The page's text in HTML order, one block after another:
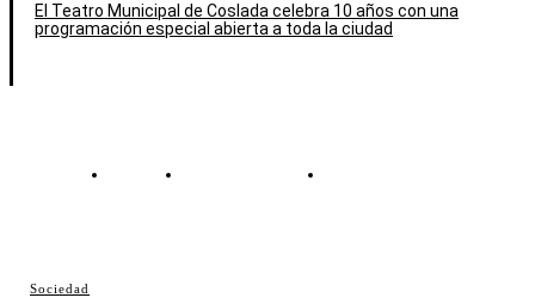
Sociedad
El Teatro Municipal de Coslada celebra 10 años con una
programación especial abierta a toda la ciudad
Contacto Política de cookies